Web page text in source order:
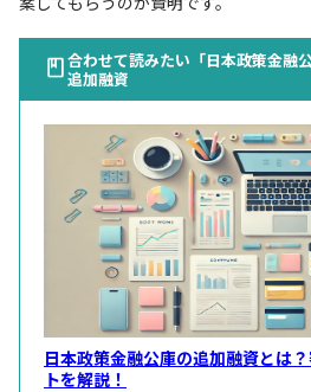
合わせて読みたい「日本政策金融
追加融資
日本政策金融公庫の追加融資とは
トを解説！